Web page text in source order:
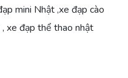
mini Nhật ,xe đạp cào
, xe đạp thể thao nhật